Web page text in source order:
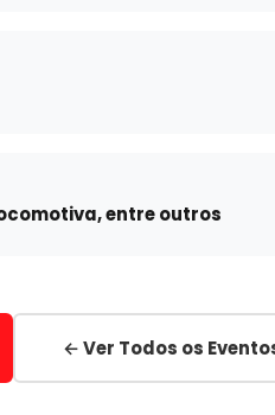
entre outros
← Ver Todos os